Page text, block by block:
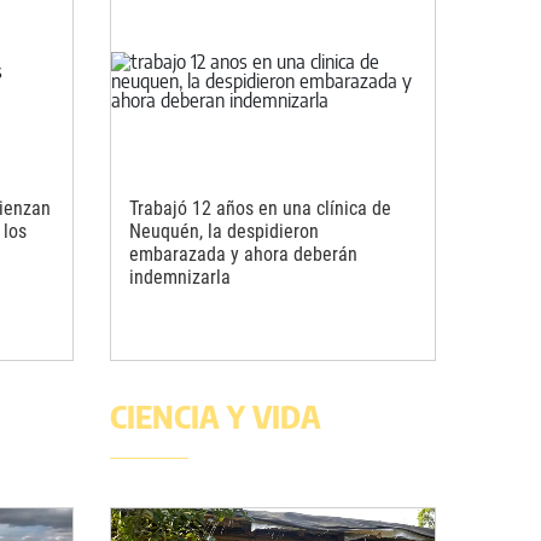
los
Trabajó 12 años en una clínica de
Neuquén, la despidieron
embarazada y ahora deberán
indemnizarla
CIENCIA Y VIDA